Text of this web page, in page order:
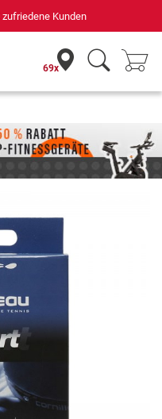
zufriedene Kunden
69x